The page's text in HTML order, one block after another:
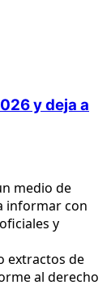
y deja a
medio de
informar con
y
extractos de
al derecho